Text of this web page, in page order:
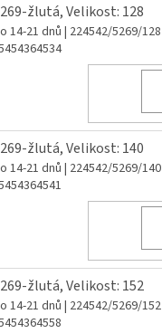
žlutá, Velikost: 128
14-21 dnů | 224542/5269/128
žlutá, Velikost: 140
14-21 dnů | 224542/5269/140
žlutá, Velikost: 152
14-21 dnů | 224542/5269/152